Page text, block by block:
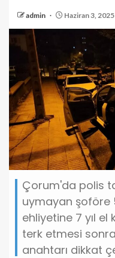
admin Haziran 3, 2025
Çorum'da polis
uymayan şoföre
ehliyetine 7 yıl el
terk etmesi
anahtarı dikkat